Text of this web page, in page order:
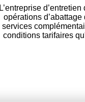
L’entreprise
opérations
services
conditions tarifaires